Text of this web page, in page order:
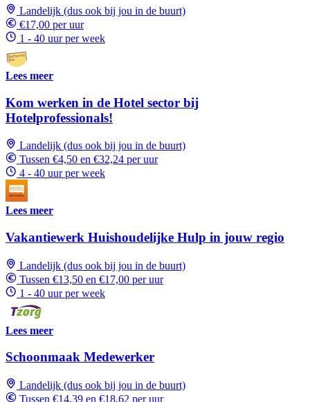
Landelijk (dus ook bij jou in de buurt)
€17,00 per uur
1 - 40 uur per week
Lees meer
Kom werken in de Hotel sector bij
Hotelprofessionals!
Landelijk (dus ook bij jou in de buurt)
Tussen €4,50 en €32,24 per uur
4 - 40 uur per week
Lees meer
Vakantiewerk Huishoudelijke Hulp in jouw regio
Landelijk (dus ook bij jou in de buurt)
Tussen €13,50 en €17,00 per uur
1 - 40 uur per week
Lees meer
Schoonmaak Medewerker
Landelijk (dus ook bij jou in de buurt)
Tussen €14,39 en €18,62 per uur